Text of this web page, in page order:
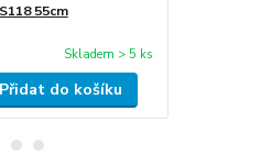
55cm
Skladem > 5 ks
Přidat do košíku